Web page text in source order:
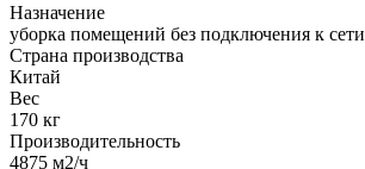
Назначение
уборка помещений без подключения к сети
Страна производства
Китай
Вес
170 кг
Производительность
4875 м2/ч